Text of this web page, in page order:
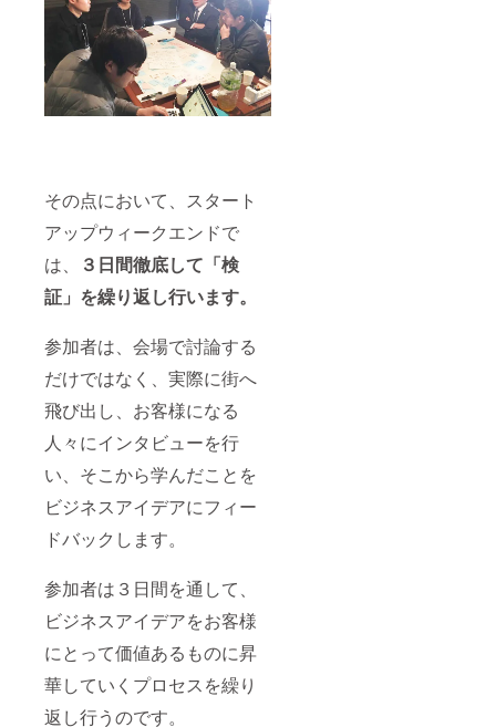
その点において、スタート
アップウィークエンドで
は、
３日間徹底して「検
証」を繰り返し行います。
参加者は、会場で討論する
だけではなく、実際に街へ
飛び出し、お客様になる
人々にインタビューを行
い、そこから学んだことを
ビジネスアイデアにフィー
ドバックします。
参加者は３日間を通して、
ビジネスアイデアをお客様
にとって価値あるものに昇
華していくプロセスを繰り
返し行うのです。